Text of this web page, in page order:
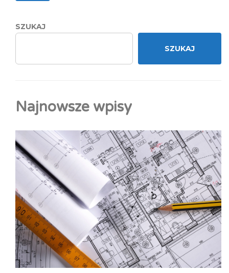
SZUKAJ
SZUKAJ
Najnowsze wpisy